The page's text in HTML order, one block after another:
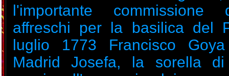
l'importante
affreschi per la basilica del
luglio 1773 Francisco
Madrid Josefa, la sorella